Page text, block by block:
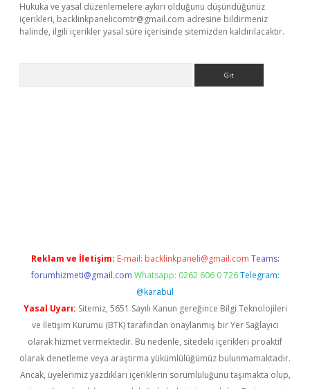
Hukuka ve yasal düzenlemelere aykırı olduğunu düşündüğünüz
içerikleri, backlinkpanelicomtr@gmail.com adresine bildirmeniz
halinde, ilgili içerikler yasal süre içerisinde sitemizden kaldırılacaktır.
Reklam ve İletişim: E-mail: backlinkpaneli@gmail.com Teams:
forumhizmeti@gmail.com Whatsapp: 0262 606 0 726 Telegram:
@karabul
Yasal Uyarı: Sitemiz, 5651 Sayılı Kanun gereğince Bilgi Teknolojileri
ve İletişim Kurumu (BTK) tarafından onaylanmış bir Yer Sağlayıcı
olarak hizmet vermektedir. Bu nedenle, sitedeki içerikleri proaktif
olarak denetleme veya araştırma yükümlülüğümüz bulunmamaktadır.
Ancak, üyelerimiz yazdıkları içeriklerin sorumluluğunu taşımakta olup,